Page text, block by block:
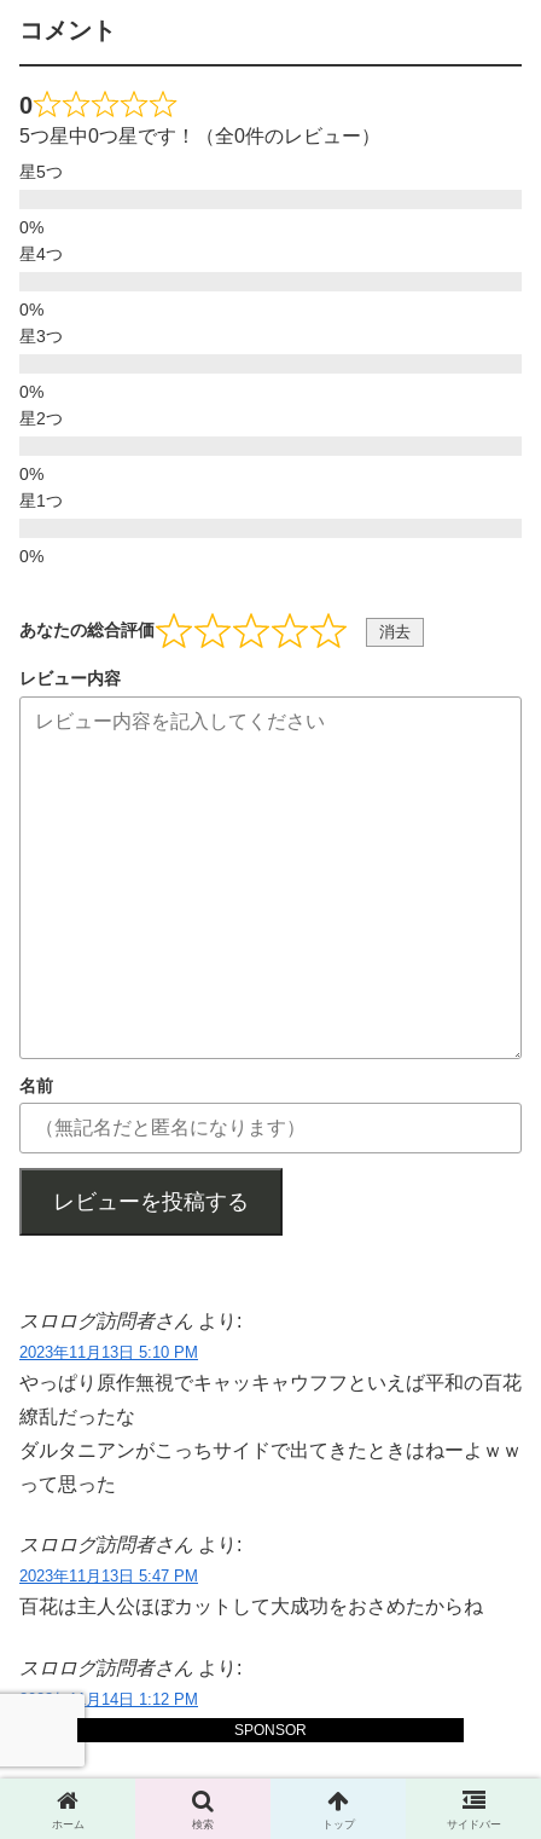
SPONSOR
コメント
0
5つ星中0つ星です！（全0件のレビュー）
星5つ
星4つ
星3つ
星2つ
星1つ
あなたの総合評価 消去
レビュー内容
名前
レビューを投稿する
スロログ訪問者さん より:
2023年11月13日 5:10 PM
やっぱり原作無視でキャッキャウフフといえば平和の百花
繚乱だったな
ダルタニアンがこっちサイドで出てきたときはねーよｗｗ
って思った
スロログ訪問者さん より:
2023年11月13日 5:47 PM
百花は主人公ほぼカットして大成功をおさめたからね
スロログ訪問者さん より:
2023年11月14日 1:12 PM
アクエリかぐやがアトリエかぐやに見えたんだ
スロログ訪問者さん より:
2023年11月15日 12:11 AM
ホーム 検索 トップ サイドバー